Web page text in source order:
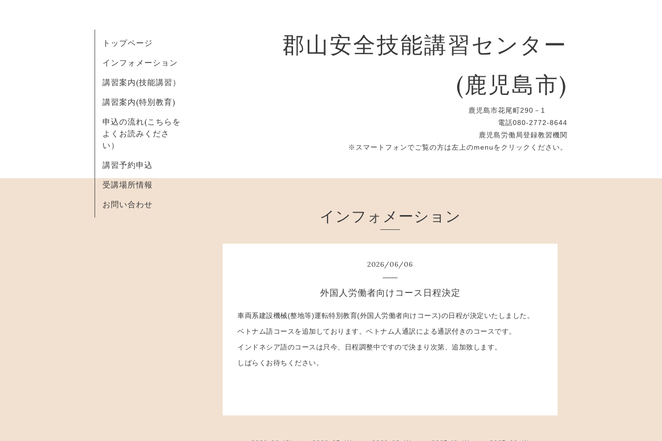
郡山安全技能講習センター
(鹿児島市)
鹿児島市花尾町290－1
電話080-2772-8644
鹿児島労働局登録教習機関
※スマートフォンでご覧の方は左上のmenuをクリックください。
トップページ
インフォメーション
講習案内(技能講習）
講習案内(特別教育)
申込の流れ(こちらを
よくお読みくださ
い）
講習予約申込
受講場所情報
お問い合わせ
インフォメーション
2026/06/06
外国人労働者向けコース日程決定
車両系建設機械(整地等)運転特別教育(外国人労働者向けコース)の日程が決定いたしました。
ベトナム語コースを追加しております。ベトナム人通訳による通訳付きのコースです。
インドネシア語のコースは只今、日程調整中ですので決まり次第、追加致します。
しばらくお待ちください。